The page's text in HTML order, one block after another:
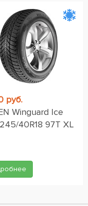
руб.
Winguard Ice
40R18 97T XL